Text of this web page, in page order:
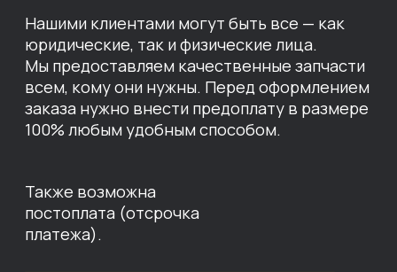
УСЛОВИЯ НА СТОИМОСТЬ
НАШИХ ЗАПЧАСТЕЙ
Оставьте свои контактные данные,
наши специалисты свяжутся с вами,
назовут цены и проконсультируют
по нужным деталям.